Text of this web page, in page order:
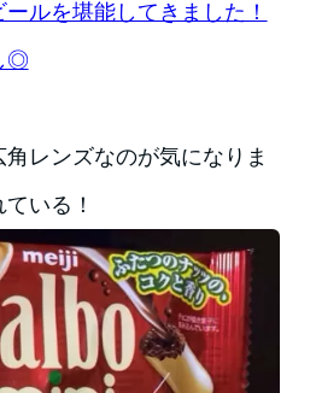
ルを堪能してきました！
◎
レンズなのが気になりま
いる！